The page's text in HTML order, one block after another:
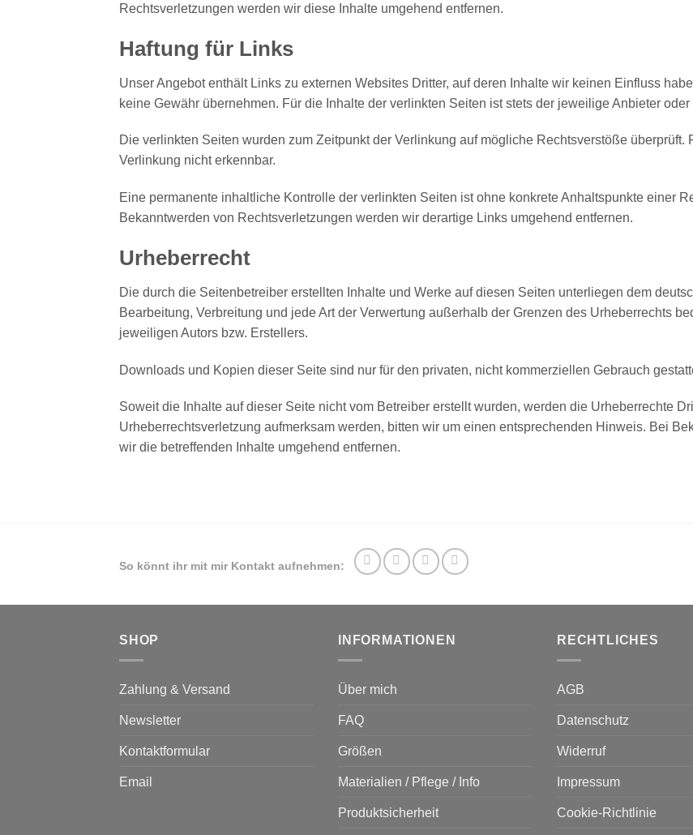
Rechtsverletzungen werden wir diese Inhalte umgehend entfernen.
Haftung für Links
Unser Angebot enthält Links zu externen Websites Dritter, auf deren Inhalte wir keinen Einfluss
keine Gewähr übernehmen. Für die Inhalte der verlinkten Seiten ist stets der jeweilige Anbieter
Die verlinkten Seiten wurden zum Zeitpunkt der Verlinkung auf mögliche Rechtsverstöße
Verlinkung nicht erkennbar.
Eine permanente inhaltliche Kontrolle der verlinkten Seiten ist ohne konkrete Anhaltspunkte einer
Bekanntwerden von Rechtsverletzungen werden wir derartige Links umgehend entfernen.
Urheberrecht
Die durch die Seitenbetreiber erstellten Inhalte und Werke auf diesen Seiten unterliegen dem
Bearbeitung, Verbreitung und jede Art der Verwertung außerhalb der Grenzen des Urheberrechts
jeweiligen Autors bzw. Erstellers.
Downloads und Kopien dieser Seite sind nur für den privaten, nicht kommerziellen Gebrauch
Soweit die Inhalte auf dieser Seite nicht vom Betreiber erstellt wurden, werden die Urheberrechte
Urheberrechtsverletzung aufmerksam werden, bitten wir um einen entsprechenden Hinweis. Bei
wir die betreffenden Inhalte umgehend entfernen.
So könnt ihr mit mir Kontakt aufnehmen:
SHOP
Zahlung & Versand
Newsletter
Kontaktformular
Email
INFORMATIONEN
Über mich
FAQ
Größen
Materialien / Pflege / Info
Produktsicherheit
RECHTLICHES
AGB
Datenschutz
Widerruf
Impressum
Cookie-Richtlinie